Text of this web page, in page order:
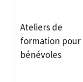
Ateliers de
formation pour
bénévoles